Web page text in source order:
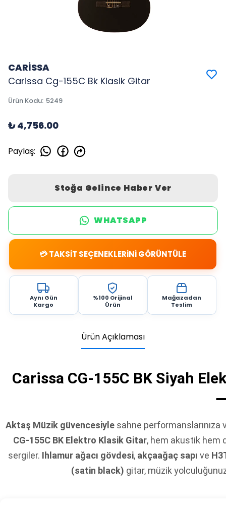
CARİSSA
Carissa Cg-155C Bk Klasik Gitar
Ürün Kodu: 5249
₺ 4,756.00
Paylaş:
Stoğa Gelince Haber Ver
WHATSAPP
💳 TAKSİT SEÇENEKLERİNİ GÖRÜNTÜLE
Aynı Gün
Kargo
%100 Orijinal
Ürün
Mağazadan
Teslim
Ürün Açıklaması
Carissa CG-155C BK Siyah
Aktaş Müzik güvencesiyle sahne
CG-155C BK Elektro Klasik Gitar, hem akustik hem
sergiler. Ihlamur ağacı gövdesi, akçaağaç sapı ve
(satin black) gitar, müzik